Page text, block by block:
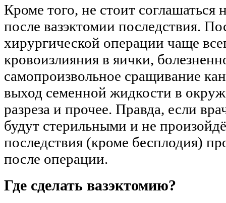
Кроме того, не стоит
после вазэктомии последствия.
хирургической операции чаще
кровоизлияния в яички,
самопроизвольное сращивание
выход семенной жидкости в
разреза и прочее. Правда, если
будут стерильными и не
последствия (кроме бесплодия)
после операции.
Где сделать вазэктомию?